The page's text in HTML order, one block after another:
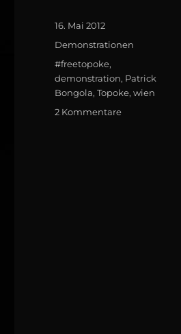
Posted
16. Mai 2012
Categories
Demonstrationen
Tags
#freetopoke,
demonstration, Patrick
Bongola,Topoke,wien
2 Kommentarezu